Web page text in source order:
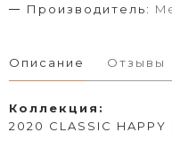
Производитель:
Описание Отзывы
Коллекция:
2020 CLASSIC HAPPY